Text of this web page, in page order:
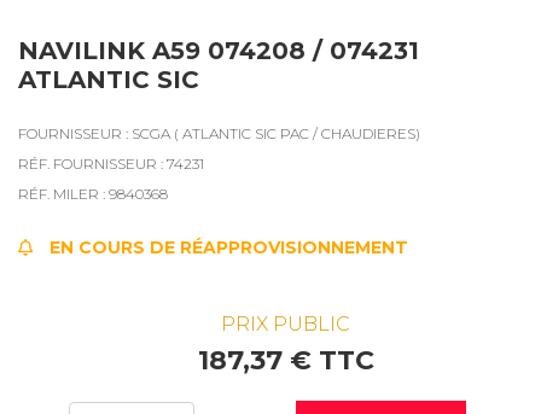
NAVILINK A59 074208 / 074231
ATLANTIC SIC
FOURNISSEUR : SCGA ( ATLANTIC SIC PAC / CHAUDIERES)
RÉF. FOURNISSEUR : 74231
RÉF. MILER : 9840368
EN COURS DE RÉAPPROVISIONNEMENT
PRIX PUBLIC
187,37 € TTC